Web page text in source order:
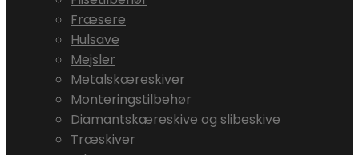
Fræsere
Hulsave
Mejsler
Metalskæreskiver
Monteringstilbehør
Diamantskæreskive og slibeskive
Træskiver